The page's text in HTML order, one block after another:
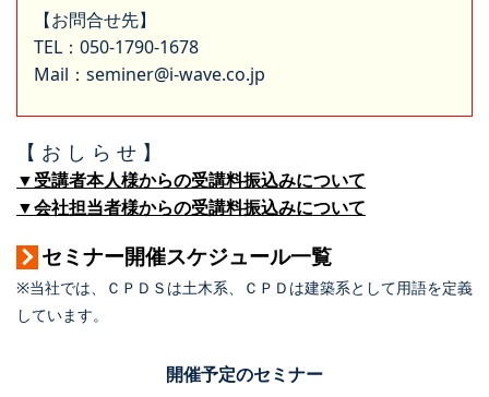
【お問合せ先】
TEL：050-1790-1678
Mail：seminer@i-wave.co.jp
【 お し ら せ 】
▼受講者本人様からの受講料振込みについて
▼会社担当者様からの受講料振込みについて
セミナー開催スケジュール一覧
※当社では、ＣＰＤＳは土木系、ＣＰＤは建築系として用語を定義
しています。
開催予定のセミナー